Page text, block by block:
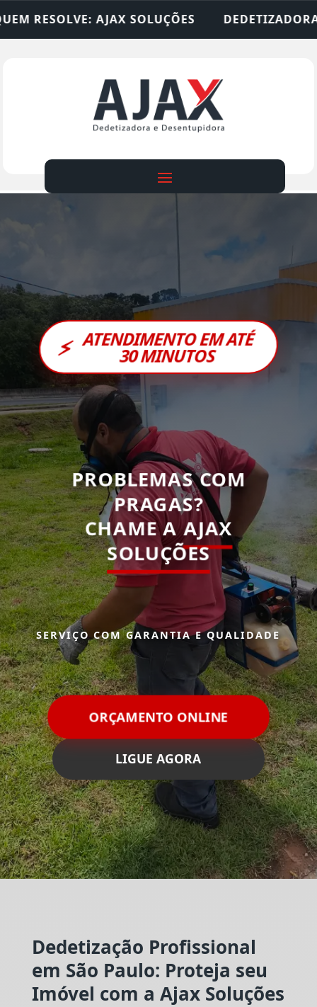
DEDETIZADORA • DESENTUPIDORA •
⚡ ATENDIMENTO EM ATÉ
30 MINUTOS
PROBLEMAS COM
PRAGAS?
CHAME AAJAX
SOLUÇÕES
SERVIÇO COM GARANTIA E QUALIDADE
ORÇAMENTO ONLINE
LIGUE AGORA
Dedetização Profissional
em São Paulo: Proteja seu
Imóvel com a Ajax Soluções